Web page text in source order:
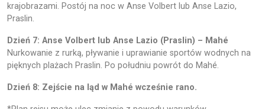
krajobrazami. Postój na noc w Anse Volbert lub Anse Lazio,
Praslin.
Dzień 7: Anse Volbert lub Anse Lazio (Praslin) – Mahé
Nurkowanie z rurką, pływanie i uprawianie sportów wodnych na
pięknych plażach Praslin. Po południu powrót do Mahé.
Dzień 8: Zejście na ląd w Mahé wcześnie rano.